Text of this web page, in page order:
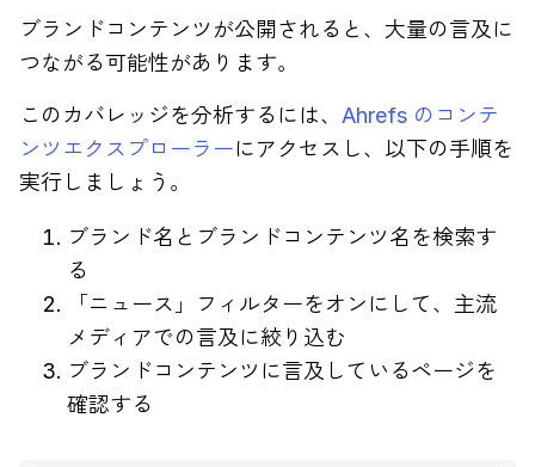
ブランドコンテンツが公開されると、大量の言及に
つながる可能性があります。
このカバレッジを分析するには、 Ahrefs のコンテ
ンツエクスプローラーにアクセスし、以下の手順を
実行しましょう。
ブランド名とブランドコンテンツ名を検索す
る
「ニュース」フィルターをオンにして、主流
メディアでの言及に絞り込む
ブランドコンテンツに言及しているページを
確認する